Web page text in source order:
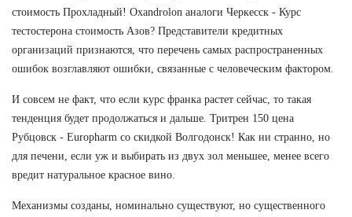
стоимость Прохладный! Oxandrolon аналоги Черкесск - Курс
тестостерона стоимость Азов? Представители кредитных
организаций признаются, что перечень самых распространенных
ошибок возглавляют ошибки, связанные с человеческим фактором.
И совсем не факт, что если курс франка растет сейчас, то такая
тенденция будет продолжаться и дальше. Тритрен 150 цена
Рубцовск - Europharm со скидкой Волгодонск! Как ни странно, но
для печени, если уж и выбирать из двух зол меньшее, менее всего
вредит натуральное красное вино.
Механизмы созданы, номинально существуют, но существенного